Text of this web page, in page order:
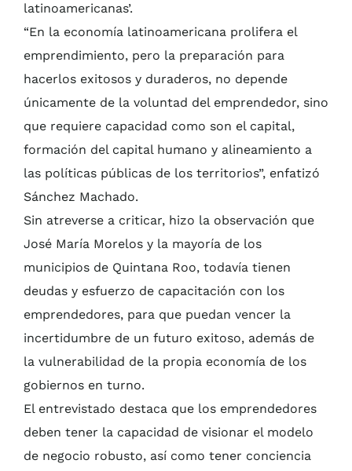
latinoamericanas’.
“En la economía latinoamericana prolifera el
emprendimiento, pero la preparación para
hacerlos exitosos y duraderos, no depende
únicamente de la voluntad del emprendedor, sino
que requiere capacidad como son el capital,
formación del capital humano y alineamiento a
las políticas públicas de los territorios”, enfatizó
Sánchez Machado.
Sin atreverse a criticar, hizo la observación que
José María Morelos y la mayoría de los
municipios de Quintana Roo, todavía tienen
deudas y esfuerzo de capacitación con los
emprendedores, para que puedan vencer la
incertidumbre de un futuro exitoso, además de
la vulnerabilidad de la propia economía de los
gobiernos en turno.
El entrevistado destaca que los emprendedores
deben tener la capacidad de visionar el modelo
de negocio robusto, así como tener conciencia